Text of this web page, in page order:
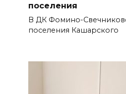
поселения
В ДК Фомино-
поселения Кашарского